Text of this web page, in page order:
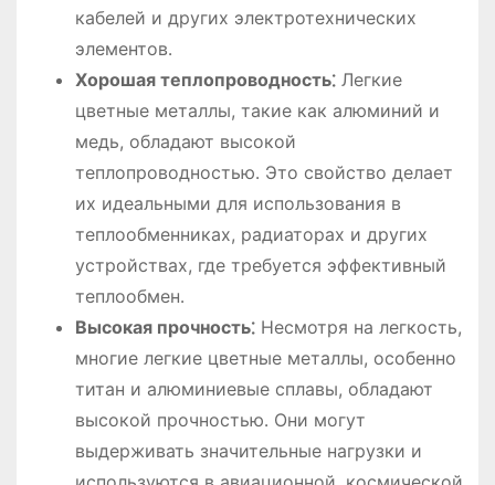
кабелей и других электротехнических
элементов․
Хорошая теплопроводность⁚Легкие
цветные металлы, такие как алюминий и
медь, обладают высокой
теплопроводностью․ Это свойство делает
их идеальными для использования в
теплообменниках, радиаторах и других
устройствах, где требуется эффективный
теплообмен․
Высокая прочность⁚Несмотря на легкость,
многие легкие цветные металлы, особенно
титан и алюминиевые сплавы, обладают
высокой прочностью․ Они могут
выдерживать значительные нагрузки и